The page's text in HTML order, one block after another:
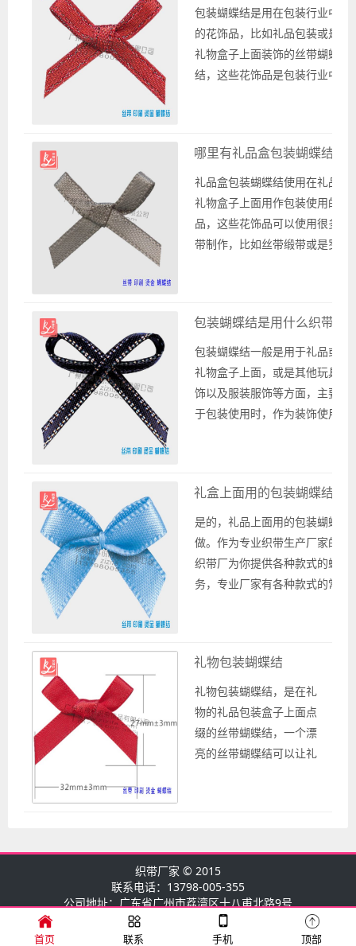
结，为客户提供定制包装
用缎带蝴蝶结的服务，根
据客户的需求或是提供实
物样品进行定做花饰品蝴
包装蝴蝶结是用在包装行业中
的花饰品，比如礼品包装或是
礼物盒子上面装饰的丝带蝴蝶
结，这些花饰品是包装行业中
蝶结花饰品是很多行业的需
求，为了满足需求，专业织带
厂家的广州宽豫轩织带厂在生
产各种织带的同时，也为广大
客户提供各种...
哪里有礼品盒包装蝴蝶结的
礼品盒包装蝴蝶结使用在礼品或
礼物盒子上面用作包装使用的花
品，这些花饰品可以使用很多种
带制作，比如丝带缎带或是罗纹
的花饰品，不同款式的蝴蝶结花
品也可以用在各种场景下，比如
品包装或是玩具装饰，以及服...
包装蝴蝶结是用什么织带做
包装蝴蝶结一般是用于礼品或是
礼物盒子上面，或是其他玩具装
饰以及服装服饰等方面，主要用
于包装使用时，作为装饰使用的
特印象，广州宽豫轩织带厂为你
提供各种款式的织带生产制作的
包装蝴蝶结批发与销售，比如使
用光滑面的丝带缎...
礼盒上面用的包装蝴蝶结可
是的，礼品上面用的包装蝴蝶结
做。作为专业织带生产厂家的广
织带厂为你提供各种款式的蝴蝶
务，专业厂家有各种款式的常用
厂家，为你提供各种织带批发以
生产定做，...
礼物包装蝴蝶结
礼物包装蝴蝶结，是在礼
物的礼品包装盒子上面点
缀的丝带蝴蝶结，一个漂
亮的丝带蝴蝶结可以让礼
加的饰物可以将礼物凸显
的更加美观好看，礼物包
装蝴蝶结就是重要的礼品
包装之物。 丝带蝴蝶结可
以定做吗？ 那么礼物包装
织带厂家 © 2015
联系电话：13798-005-355
公司地址：广东省广州市荔湾区十八甫北路9号
首页 联系 手机 顶部